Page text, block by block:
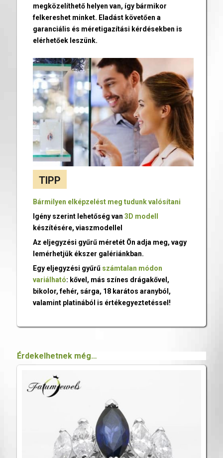
megközelíthető helyen van, így bármikor
felkereshet minket. Eladást követően a
garanciális és méretigazítási kérdésekben is
elérhetőek leszünk.
TIPP
Bármilyen elképzelést meg tudunk valósítani
Igény szerint lehetőség van 3D modell
készítésére, viaszmodellel
Az eljegyzési gyűrű méretét Ön adja meg, vagy
lemérhetjük ékszer galériánkban.
Egy eljegyzési gyűrű számtalan módon
variálható: kővel, más színes drágakővel,
bikolor, fehér, sárga, 18 karátos aranyból,
valamint platinából is értékegyeztetéssel!
Érdekelhetnek még…